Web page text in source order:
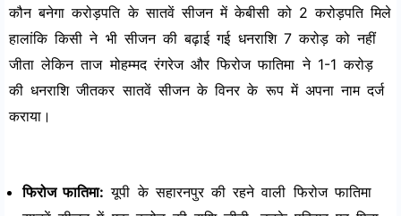
कौन बनेगा करोड़पति के सातवें सीजन में केबीसी को 2 करोड़पति मिले
हालांकि किसी ने भी सीजन की बढ़ाई गई धनराशि 7 करोड़ को नहीं
जीता लेकिन ताज मोहम्मद रंगरेज और फिरोज फातिमा ने 1-1 करोड़
की धनराशि जीतकर सातवें सीजन के विनर के रूप में अपना नाम दर्ज
कराया।
फिरोज फातिमा: यूपी के सहारनपुर की रहने वाली फिरोज फातिमा